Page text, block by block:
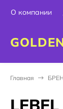
О компании
Главная